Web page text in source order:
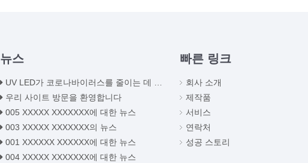
뉴스
UV LED가 코로나바이러스를 줄이는 데 도움이 되는 방법
우리 사이트 방문을 환영합니다
005 XXXXX XXXXXXX에 대한 뉴스
003 XXXXX XXXXXXX의 뉴스
001 XXXXXX XXXXXX에 대한 뉴스
004 XXXXX XXXXXXX에 대한 뉴스
빠른 링크
회사 소개
제작품
서비스
연락처
성공 스토리